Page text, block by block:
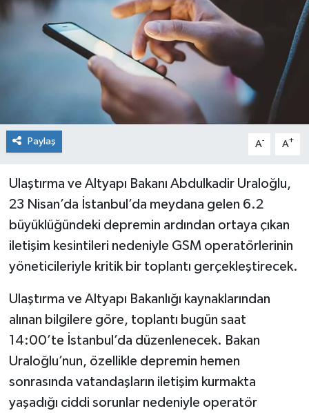
Paylaş A- A+
Ulaştırma ve Altyapı Bakanı Abdulkadir Uraloğlu,
23 Nisan’da İstanbul’da meydana gelen 6.2
büyüklüğündeki depremin ardından ortaya çıkan
iletişim kesintileri nedeniyle GSM operatörlerinin
yöneticileriyle kritik bir toplantı gerçekleştirecek.
Ulaştırma ve Altyapı Bakanlığı kaynaklarından
alınan bilgilere göre, toplantı bugün saat
14:00’te İstanbul’da düzenlenecek. Bakan
Uraloğlu’nun, özellikle depremin hemen
sonrasında vatandaşların iletişim kurmakta
yaşadığı ciddi sorunlar nedeniyle operatör
Teknoloji
Türkiye